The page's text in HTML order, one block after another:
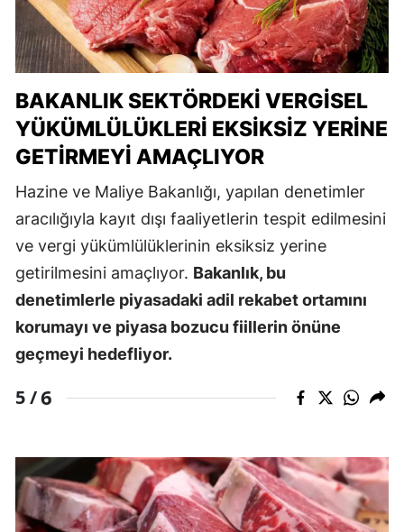
BAKANLIK SEKTÖRDEKI VERGISEL
YÜKÜMLÜLÜKLERI EKSIKSIZ YERINE
GETIRMEYI AMAÇLIYOR
Hazine ve Maliye Bakanlığı, yapılan denetimler
aracılığıyla kayıt dışı faaliyetlerin tespit edilmesini
ve vergi yükümlülüklerinin eksiksiz yerine
getirilmesini amaçlıyor. Bakanlık, bu
denetimlerle piyasadaki adil rekabet ortamını
korumayı ve piyasa bozucu fiillerin önüne
geçmeyi hedefliyor.
5 /6